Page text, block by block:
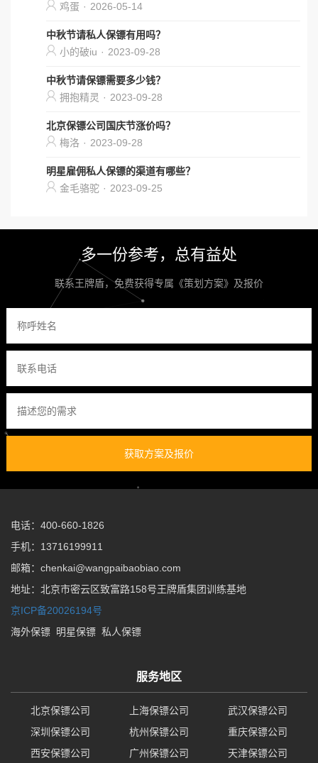
鸡蛋 · 2026-05-14
中秋节请私人保镖有用吗？
小的破iu · 2023-09-28
中秋节请保镖需要多少钱？
拥抱精灵 · 2023-09-28
北京保镖公司国庆节涨价吗？
梅洛 · 2023-09-28
明星雇佣私人保镖的渠道有哪些？
金毛骆驼 · 2023-09-25
多一份参考，总有益处
联系王牌盾，免费获得专属《策划方案》及报价
获取方案及报价
电话：400-660-1826
手机：13716199911
邮箱：chenkai@wangpaibaobiao.com
地址：北京市密云区致富路158号王牌盾集团训练基地
京ICP备20026194号
海外保镖
明星保镖 私人保镖
服务地区
北京保镖公司 上海保镖公司
武汉保镖公司
深圳保镖公司
杭州保镖公司
重庆保镖公司
西安保镖公司
广州保镖公司 天津保镖公司